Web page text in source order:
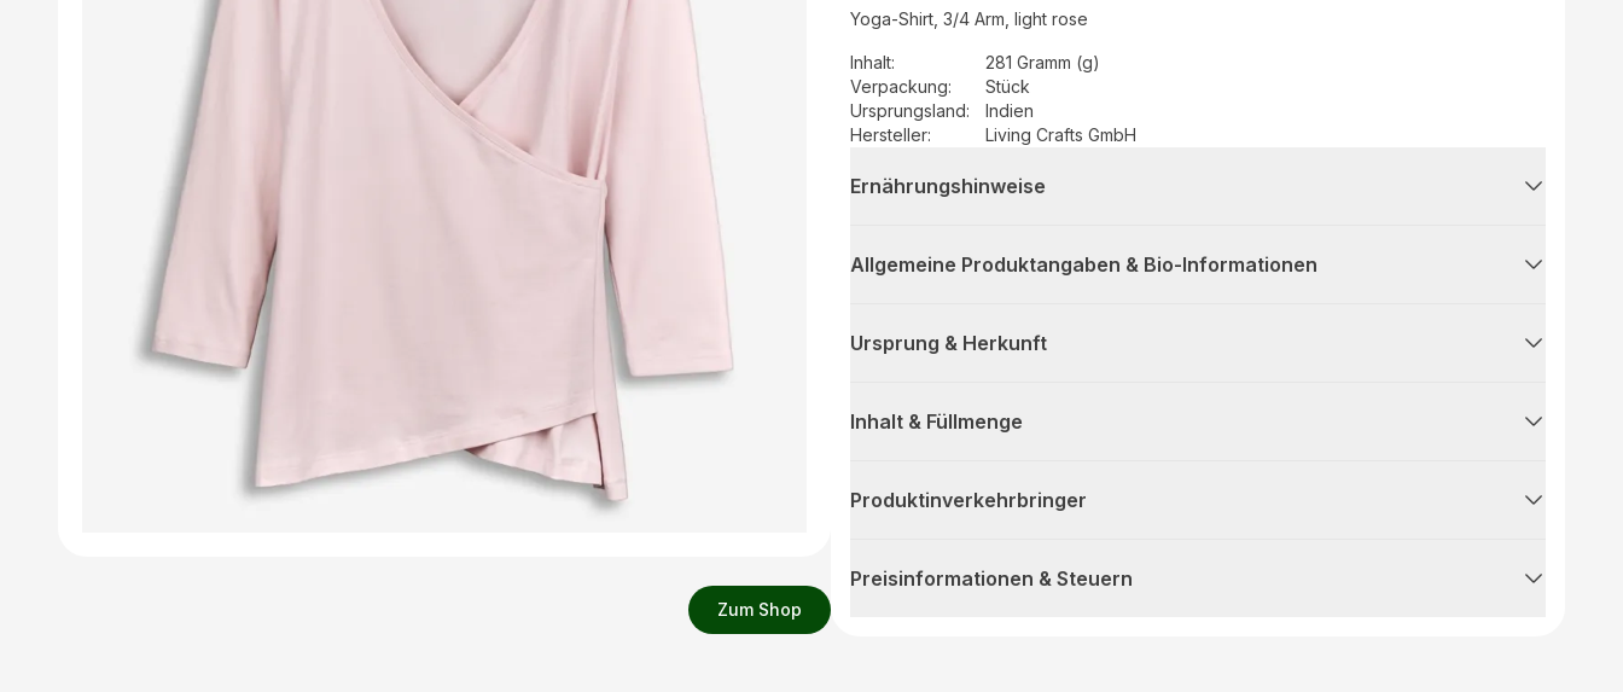
Zum Shop
Yoga-Shirt, 3/4 Arm, light rose
Inhalt:
281 Gramm (g)
Verpackung:
Stück
Ursprungsland:
Indien
Hersteller: Living Crafts GmbH
Ernährungshinweise
Allgemeine Produktangaben & Bio-Informationen
Ursprung & Herkunft
Inhalt & Füllmenge
Produktinverkehrbringer
Preisinformationen & Steuern